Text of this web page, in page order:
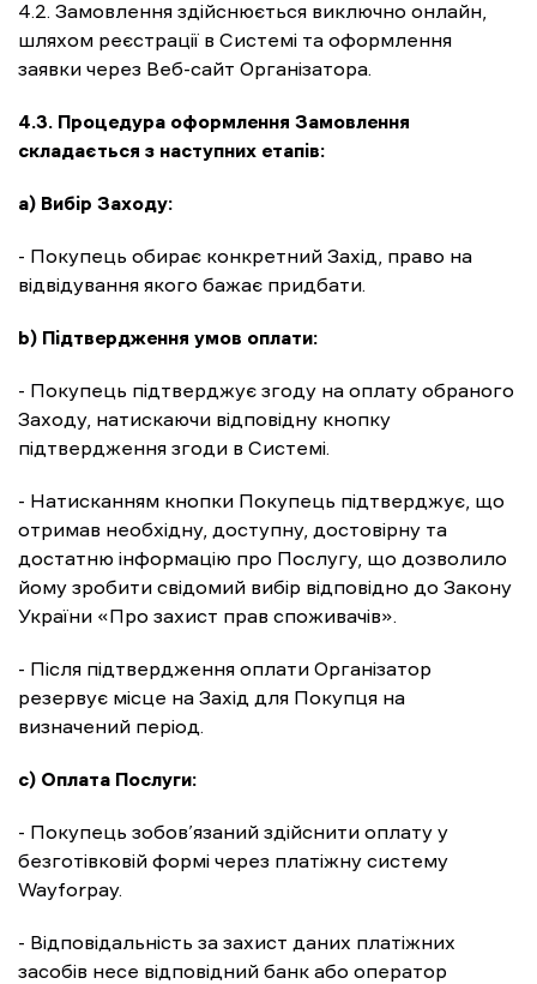
4.2. Замовлення здійснюється виключно онлайн,
шляхом реєстрації в Системі та оформлення
заявки через Веб-сайт Організатора.
4.3. Процедура оформлення Замовлення
складається з наступних етапів:
a) Вибір Заходу:
- Покупець обирає конкретний Захід, право на
відвідування якого бажає придбати.
b) Підтвердження умов оплати:
- Покупець підтверджує згоду на оплату обраного
Заходу, натискаючи відповідну кнопку
підтвердження згоди в Системі.
- Натисканням кнопки Покупець підтверджує, що
отримав необхідну, доступну, достовірну та
достатню інформацію про Послугу, що дозволило
йому зробити свідомий вибір відповідно до Закону
України «Про захист прав споживачів».
- Після підтвердження оплати Організатор
резервує місце на Захід для Покупця на
визначений період.
c) Оплата Послуги:
- Покупець зобов’язаний здійснити оплату у
безготівковій формі через платіжну систему
Wayforpay.
- Відповідальність за захист даних платіжних
засобів несе відповідний банк або оператор